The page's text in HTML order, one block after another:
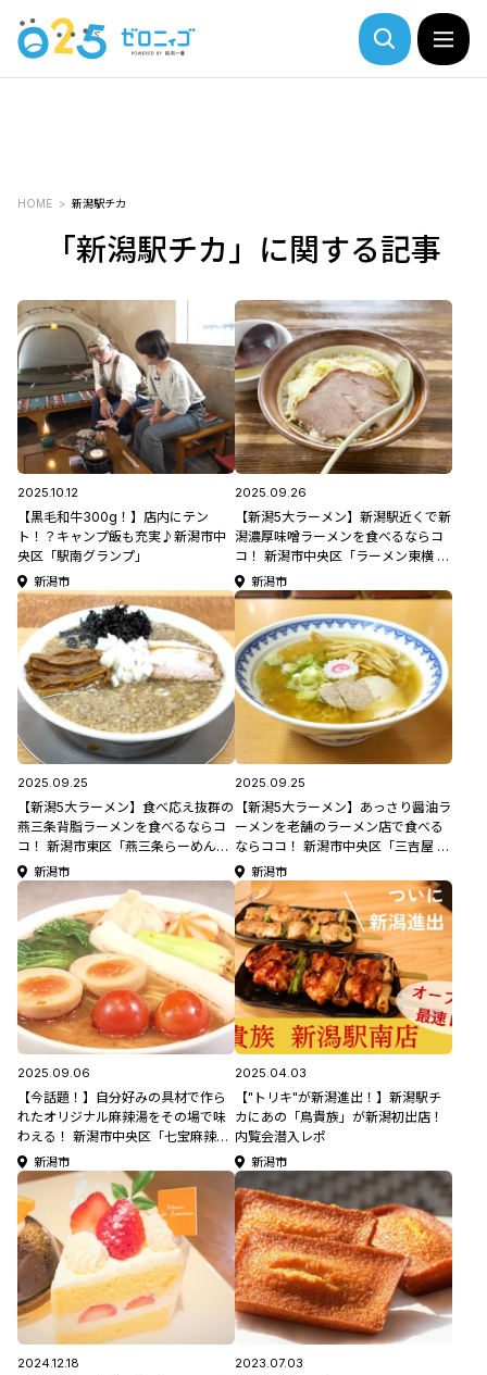
HOME 新潟駅チカ
「新潟駅チカ」に関する記事
2025.10.12
【黒毛和牛300g！】店内にテン
ト！？キャンプ飯も充実♪新潟市中
央区「駅南グランプ」
新潟市
2025.09.26
【新潟5大ラーメン】新潟駅近くで新
潟濃厚味噌ラーメンを食べるならコ
コ！ 新潟市中央区「ラーメン東横 笹
口店」【新潟ラーメン特集2025】
新潟市
2025.09.25
【新潟5大ラーメン】食べ応え抜群の
燕三条背脂ラーメンを食べるならコ
コ！ 新潟市東区「燕三条らーめん潤
中山店」【新潟ラーメン特集2025】
新潟市
2025.09.25
【新潟5大ラーメン】あっさり醤油ラ
ーメンを老舗のラーメン店で食べる
ならココ！ 新潟市中央区「三吉屋 西
堀本店」【新潟ラーメン特集2025】
新潟市
2025.09.06
【今話題！】自分好みの具材で作ら
れたオリジナル麻辣湯をその場で味
わえる！ 新潟市中央区「七宝麻辣湯
新潟店」
新潟市
2025.04.03
【"トリキ"が新潟進出！】新潟駅チ
カにあの「鳥貴族」が新潟初出店！
内覧会潜入レポ
新潟市
2024.12.18 2023.07.03